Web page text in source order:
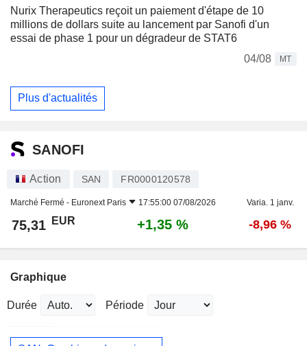
Nurix Therapeutics reçoit un paiement d'étape de 10
millions de dollars suite au lancement par Sanofi d'un
essai de phase 1 pour un dégradeur de STAT6
04/08
MT
Plus d'actualités
SANOFI
Action SAN FR0000120578
Marché Fermé - Euronext Paris 17:55:00 07/08/2026 Varia. 1 janv.
75,31 EUR +1,35 % -8,96 %
Graphique
Durée Période